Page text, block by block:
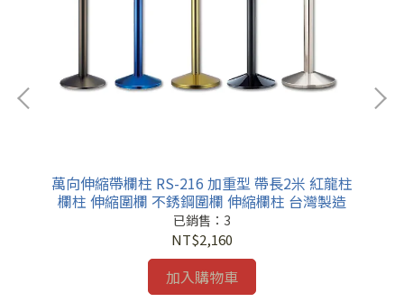
萬向伸縮帶欄柱 RS-216 加重型 帶長2米 紅龍柱
欄柱 伸縮圍欄 不銹鋼圍欄 伸縮欄柱 台灣製造
已銷售：3
NT$2,160
加入購物車